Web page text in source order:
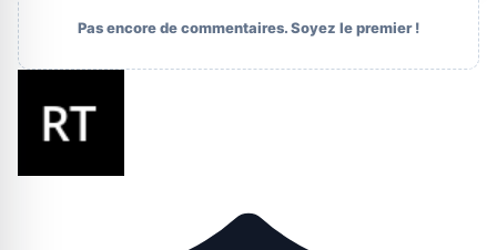
Pas encore de commentaires. Soyez le premier !